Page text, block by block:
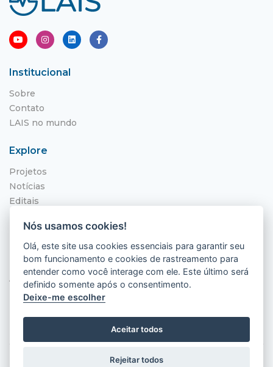
Institucional
Sobre
Contato
LAIS no mundo
Explore
Projetos
Notícias
Editais
Localização
Hospital Universitário Onofre Lopes - HUOL
Av. Nilo Peçanha, 620 - Petrópolis
Natal - RN, 59012-300
2026 © LAIS (HUOL). Todos os direitos
Nós usamos cookies!
Olá, este site usa cookies essenciais para garantir seu
bom funcionamento e cookies de rastreamento para
entender como você interage com ele. Este último será
definido somente após o consentimento.
Deixe-me escolher
Aceitar todos
Rejeitar todos